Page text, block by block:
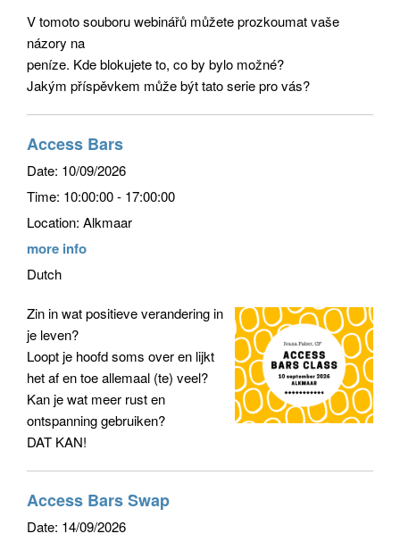
V tomoto souboru webinářů můžete prozkoumat vaše
názory na
peníze. Kde blokujete to, co by bylo možné?
Jakým příspěvkem může být tato serie pro vás?
Access Bars
Date: 10/09/2026
Time: 10:00:00 - 17:00:00
Location: Alkmaar
more info
Dutch
Zin in wat positieve verandering in
je leven?
Loopt je hoofd soms over en lijkt
het af en toe allemaal (te) veel?
Kan je wat meer rust en
ontspanning gebruiken?
DAT KAN!
Access Bars Swap
Date: 14/09/2026